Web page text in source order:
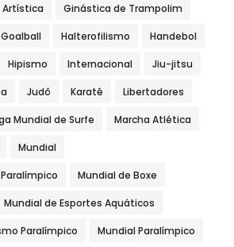
Ginástica de Trampolim
Goalball Halterofilismo Handebol
Hipismo Internacional Jiu-jitsu
Judô Karatê Libertadores
Mundial de Surfe Marcha Atlética
Mundial
Mundial de Boxe
Mundial de Esportes Aquáticos
Paralímpico Mundial Paralímpico